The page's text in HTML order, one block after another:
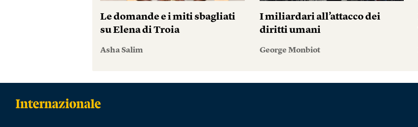
Le domande e i miti sbagliati
su Elena di Troia
Asha Salim
I miliardari all’attacco dei
diritti umani
George Monbiot